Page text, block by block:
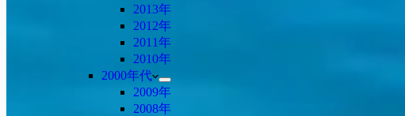
2013年
2012年
2011年
2010年
2000年代
2009年
2008年